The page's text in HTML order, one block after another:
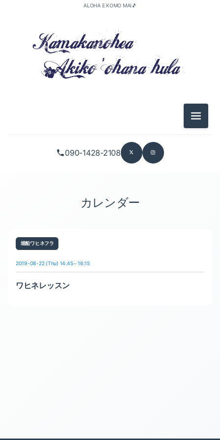
090-1428-2108
ALOHA E KOMO MAI🎵
メニュ
カレンダー
堀船ワヒネフラ
2019-08-22 (Thu) 14:45～16:15
ワヒネレッスン